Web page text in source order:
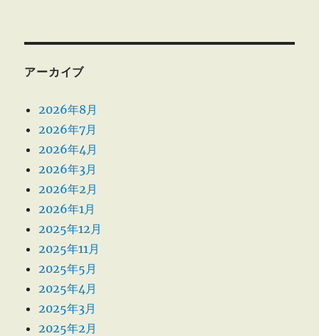
アーカイブ
2026年8月
2026年7月
2026年4月
2026年3月
2026年2月
2026年1月
2025年12月
2025年11月
2025年5月
2025年4月
2025年3月
2025年2月